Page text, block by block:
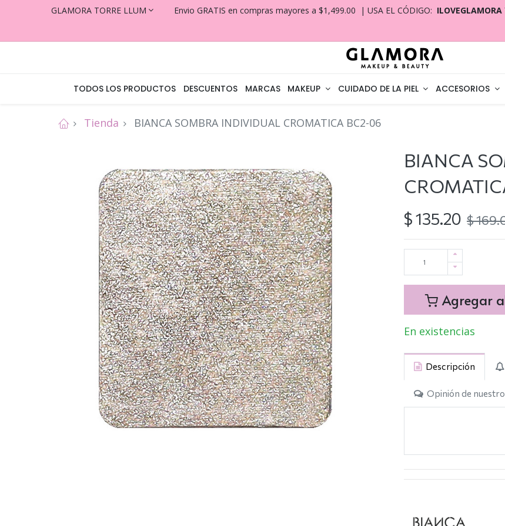
GLAMORA TORRE LLUM Envio GRATIS en compras mayores a $1,499.00 | USA EL CÓDIGO: ILOVEGLAMORA
TODOS LOS PRODUCTOS DESCUENTOS MARCAS MAKEUP CUIDADO DE LA PIEL ACCESORIOS
Tienda BIANCA SOMBRA INDIVIDUAL CROMATICA BC2-06
BIANCA
$135.20 $
Agregar
En existencias
Descripción
Opinión de